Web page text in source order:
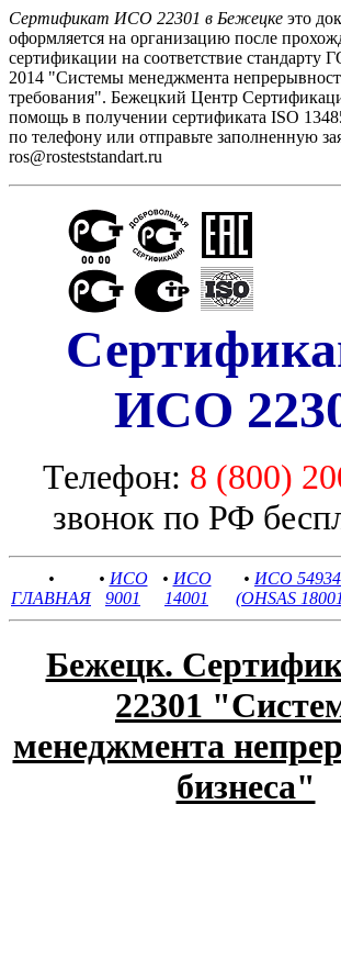
Сертификат ИСО 22301 в Бежецке это
оформляется на организацию после
сертификации на соответствие
2014 "Системы менеджмента
требования". Бежецкий Центр
помощь в получении сертификата ISO
по телефону или отправьте заполненную
ros@rosteststandart.ru
ИСО
Телефон: 8 (800)
звонок по РФ
•
ГЛАВНАЯ
• ИСО
9001
• ИСО
14001
• ИСО 54934
(OHSAS
Бежецк.
22301
менеджмента
бизнеса"